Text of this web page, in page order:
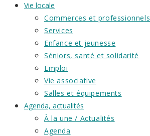
Vie locale
Commerces et professionnels
Services
Enfance et jeunesse
Séniors, santé et solidarité
Emploi
Vie associative
Salles et équipements
Agenda, actualités
À la une / Actualités
Agenda